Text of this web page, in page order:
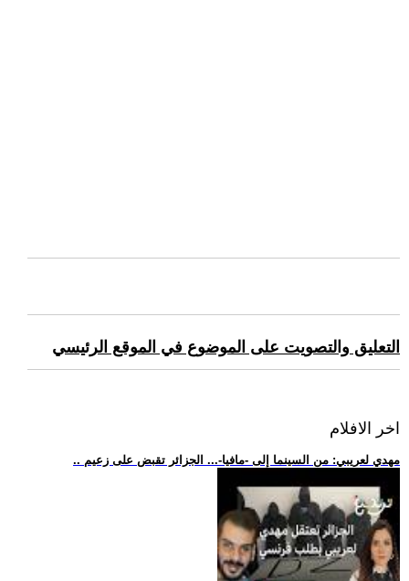
التعليق والتصويت على الموضوع في الموقع الرئيسي
اخر الافلام
.. مهدي لعريبي: من السينما إلى -مافيا-... الجزائر تقبض على زعيم